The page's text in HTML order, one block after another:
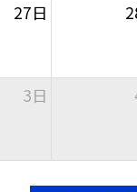
27日
3日